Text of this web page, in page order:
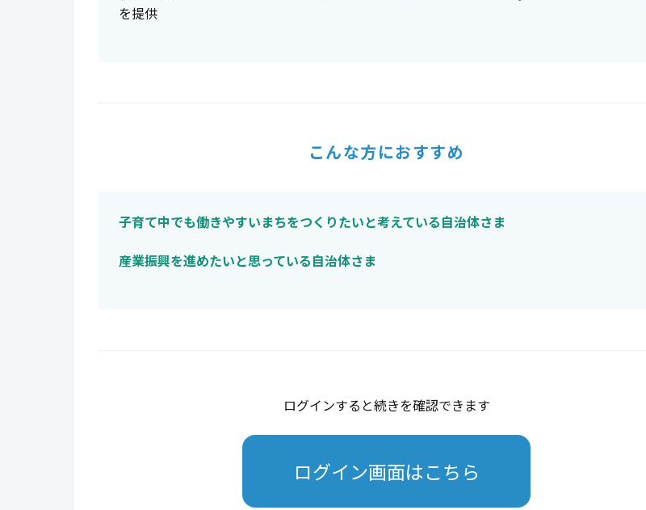
を提供
こんな方におすすめ
子育て中でも働きやすいまちをつくりたいと考えている自治体さま
産業振興を進めたいと思っている自治体さま
ログインすると続きを確認できます
ログイン画面はこちら